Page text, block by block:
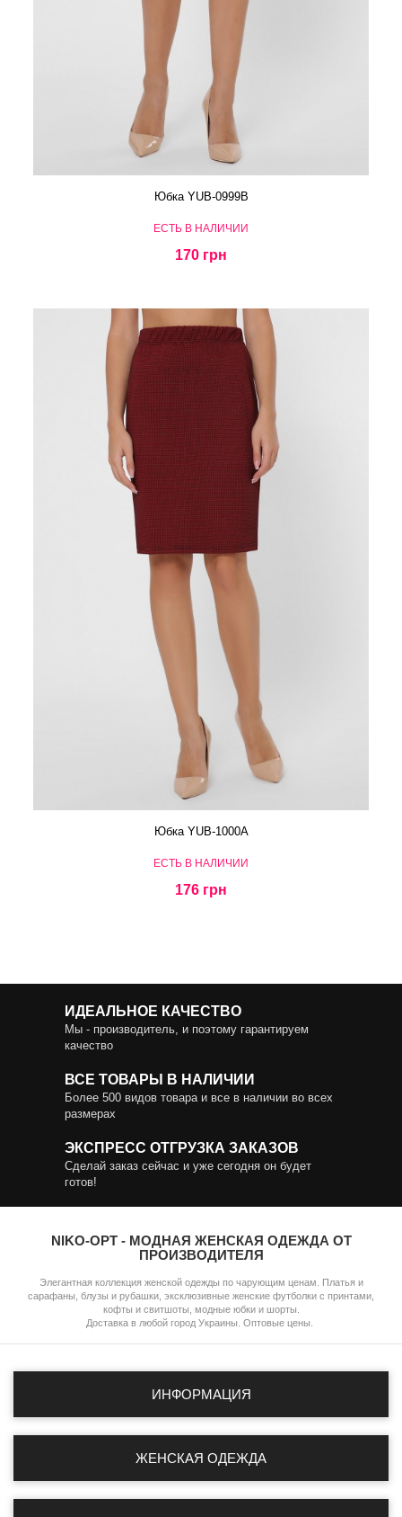
Юбка YUB-0999B
ЕСТЬ В НАЛИЧИИ
170 грн
Юбка YUB-1000A
ЕСТЬ В НАЛИЧИИ
176 грн
ИДЕАЛЬНОЕ КАЧЕСТВО
Мы - производитель, и поэтому гарантируем
качество
ВСЕ ТОВАРЫ В НАЛИЧИИ
Более 500 видов товара и все в наличии во всех
размерах
ЭКСПРЕСС ОТГРУЗКА ЗАКАЗОВ
Сделай заказ сейчас и уже сегодня он будет
готов!
NIKO-OPT - МОДНАЯ ЖЕНСКАЯ ОДЕЖДА ОТ
ПРОИЗВОДИТЕЛЯ
Элегантная коллекция женской одежды по чарующим ценам. Платья и
сарафаны, блузы и рубашки, эксклюзивные женские футболки с принтами,
кофты и свитшоты, модные юбки и шорты.
Доставка в любой город Украины. Оптовые цены.
ИНФОРМАЦИЯ
ЖЕНСКАЯ ОДЕЖДА